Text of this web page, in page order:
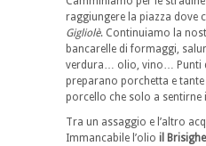
raggiungere la piazza dove
Gigliolè. Continuiamo la
bancarelle di formaggi,
verdura… olio, vino… Punti
preparano porchetta e
porcello che solo a
Tra un assaggio e l’altro
Immancabile l’olio il